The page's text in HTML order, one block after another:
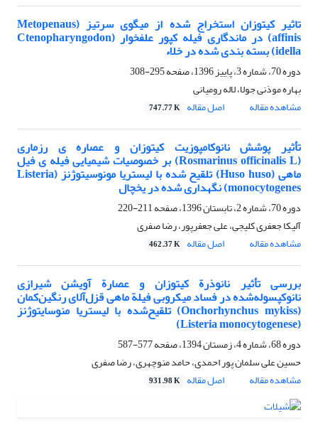
تاثیر کیتوزان استخراج شده از میگوی سرتیز (Metopenaus
affinis) در ماندگاری فیله کپور علفخوار (Ctenopharyngodon
idella) بسته بندی شده در خلاء
دوره 70، شماره 3، پاییز 1396، صفحه
295-308
بهاره موذنی جولا، لاله رومیانی
مشاهده مقاله
اصل مقاله 747.77 K
تأثیر پوشش نانوکامپوزیت کیتوزان و عصاره ی رزماری
(Rosmarinus officinalis L) بر خصوصیات شیمیایی فیله ی فیل
ماهی (Huso huso) تلقیح شده با لیستریا مونوسیتوژنز (Listeria
monocytogenes) نگهداری شده در یخچال
دوره 70، شماره 2، تابستان 1396، صفحه
211-220
آلیکا جعفری کلیجی، علی جعفرپور، رضا صفری
مشاهده مقاله
اصل مقاله 462.37 K
بررسی تأثیر نانوذرة کیتوزان و عصارة آویشن شیرازی
نانوکپسوله‌شده در فساد میکروبی فیلة ماهی قزل‌آلای رنگین‌کمان
(Onchorhynchus mykiss) تلقیح‌شده با لیستریا منوسایتوژنز
(Listeria monocytogenese)
دوره 68، شماره 4، زمستان 1394، صفحه
577-587
حسین علی سلمان پور احمدی، حامد منوچهری، رضا صفری
مشاهده مقاله
اصل مقاله 931.98 K